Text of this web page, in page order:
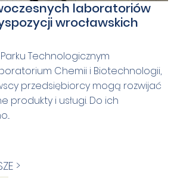
laboratoriów
wrocławskich
Technologicznym
Chemii i Biotechnologii,
przedsiębiorcy mogą rozwijać
produkty i usługi. Do ich
>